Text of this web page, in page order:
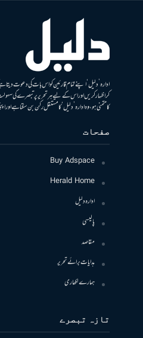
ادارہ ’دلیل‘ اپنے تمام قارئین کو اس بات کی دعوت دیتا
کر اظہار کریں اور اس کے لیے ہر تحریر پر تبصرے کی
کا متمنی ہو، وہ ادارہ ’دلیل‘ کا مستقل رکن بن سکتا ہے
صفحات
Buy Adspace
Herald Home
ادارہ دلیل
پالیسی
مقاصد
ہدایات برائے تحریر
ہمارے لکھاری
تازہ تبصرے